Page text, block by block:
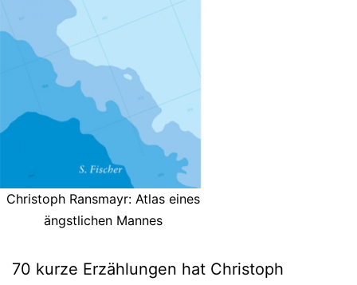
Christoph Ransmayr: Atlas eines
ängstlichen Mannes
70 kurze Erzählungen hat Christoph